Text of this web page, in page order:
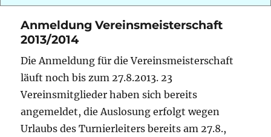
Anmeldung Vereinsmeisterschaft
2013/2014
Die Anmeldung für die Vereinsmeisterschaft
läuft noch bis zum 27.8.2013.23
Vereinsmitglieder haben sich bereits
angemeldet, die Auslosung erfolgt wegen
Urlaubs des Turnierleiters bereits am 27.8.,